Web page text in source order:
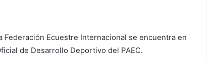
Federación Ecuestre Internacional se encuentra en
de Desarrollo Deportivo del PAEC.